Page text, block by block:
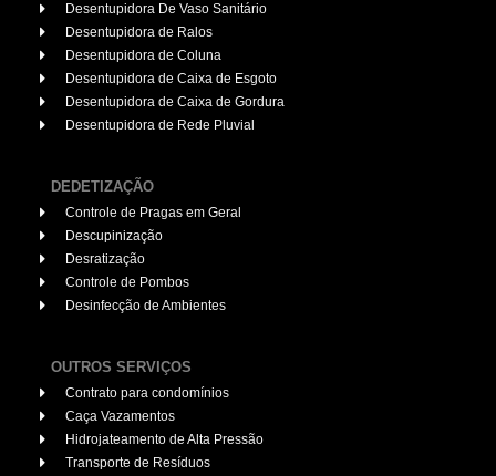
Desentupidora De Vaso Sanitário
Desentupidora de Ralos
Desentupidora de Coluna
Desentupidora de Caixa de Esgoto
Desentupidora de Caixa de Gordura
Desentupidora de Rede Pluvial
DEDETIZAÇÃO
Controle de Pragas em Geral
Descupinização
Desratização
Controle de Pombos
Desinfecção de Ambientes
OUTROS SERVIÇOS
Contrato para condomínios
Caça Vazamentos
Hidrojateamento de Alta Pressão
Transporte de Resíduos